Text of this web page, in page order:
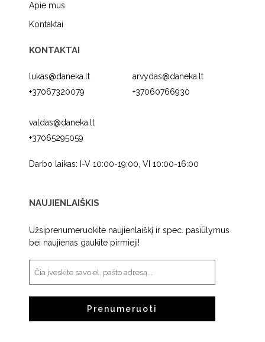
Apie mus
Kontaktai
KONTAKTAI
lukas@daneka.lt
+37067320079
arvydas@daneka.lt
+37060766930
valdas@daneka.lt
+37065295059
Darbo laikas: I-V 10:00-19:00, VI 10:00-16:00
NAUJIENLAIŠKIS
Užsiprenumeruokite naujienlaiškį ir spec. pasiūlymus
bei naujienas gaukite pirmieji!
Prenumeruoti